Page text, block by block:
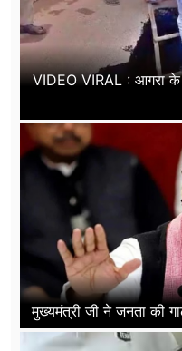
VIDEO VIRAL : आगरा के
मुख्यमंत्री जी ने जनता की